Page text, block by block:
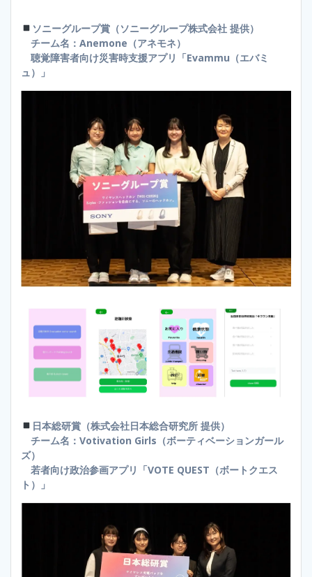
ソニーグループ賞（ソニーグループ株式会社 提供）
チーム名：Anemone（アネモネ）
聴覚障害者向け災害時支援アプリ「Evammu（エバミ
ュ）」
日本総研賞（株式会社日本総合研究所 提供）
チーム名：Votivation Girls（ボーティベーションガール
ズ）
若者向け政治参画アプリ「VOTE QUEST（ボートクエス
ト）」